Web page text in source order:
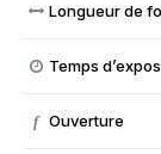
Longueur de
Temps
f Ouverture